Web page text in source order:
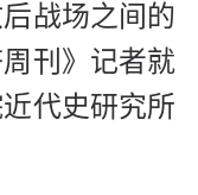
战场之间的
刊》记者就
代史研究所